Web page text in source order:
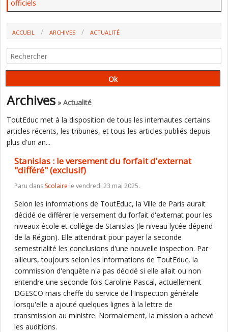
officiels
ACCUEIL ARCHIVES
ACTUALITÉ
(EXCLUSIF)
Archives » Actualité
ToutEduc met à la disposition de tous les internautes certains
articles récents, les tribunes, et tous les articles publiés depuis
plus d'un an...
Stanislas : le versement du forfait d'externat
"différé" (exclusif)
Paru dans Scolaire le vendredi 23 mai 2025.
Selon les informations de ToutEduc, la Ville de Paris aurait
décidé de différer le versement du forfait d'externat pour les
niveaux école et collège de Stanislas (le niveau lycée dépend
de la Région). Elle attendrait pour payer la seconde
semestrialité les conclusions d'une nouvelle inspection. Par
ailleurs, toujours selon les informations de ToutEduc, la
commission d'enquête n'a pas décidé si elle allait ou non
entendre une seconde fois Caroline Pascal, actuellement
DGESCO mais cheffe du service de l'Inspection générale
lorsqu'elle a ajouté quelques lignes à la lettre de
transmission au ministre. Normalement, la mission a achevé
les auditions.